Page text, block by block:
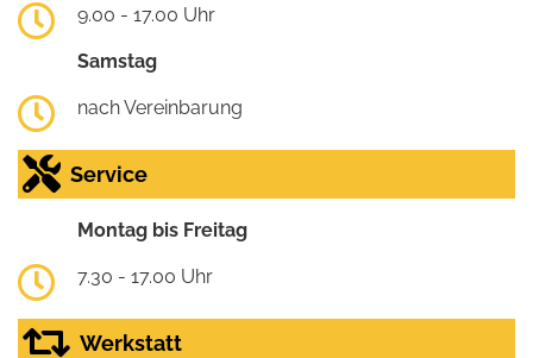
9.00 - 17.00 Uhr
Samstag
nach Vereinbarung
Service
Montag bis Freitag
7.30 - 17.00 Uhr
Werkstatt